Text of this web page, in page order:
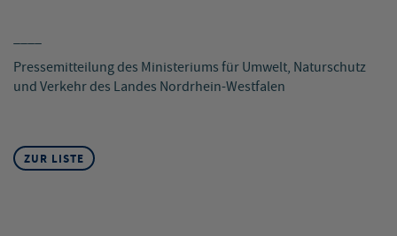
Pressemitteilung des Ministeriums für Umwelt, Naturschutz
und Verkehr des Landes Nordrhein-Westfalen
ZUR LISTE